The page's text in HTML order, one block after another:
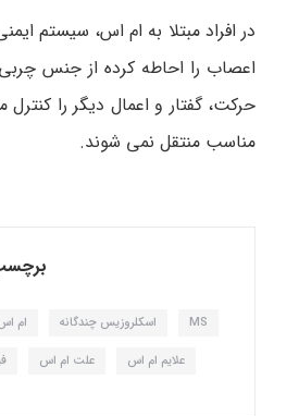
در افراد مبتلا به ام اس، سیستم
اعصاب را احاطه کرده از جنس
حرکت، گفتار و اعمال دیگر را
مناسب منتقل نمی ­شوند.
MS اسکلروزیس چندگانه ام
علایم ام اس علت ام اس